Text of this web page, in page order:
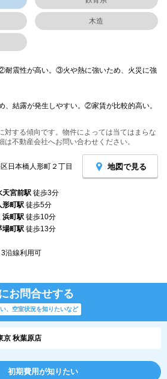
木造
震性が高い。③火や熱に強いため、火災に強
、結露が発生しやすい。②家賃が比較的高い。
する傾向です。物件によっては当てはまらな
不動産会社へお問い合わせください。
日本橋人形町２丁目 地図で見る
天宮前駅 徒歩3分
形町駅 徒歩5分
浜町駅 徒歩10分
場町駅 徒歩13分
沿線利用可
お問合せする
、空室状況を知りたいなど
京 秋葉原店
初期費用が知りたい